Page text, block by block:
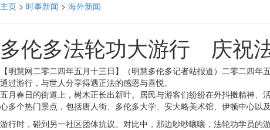
主页 > 时事新闻 > 海外新闻
多伦多法轮功大游行 庆祝
【明慧网二零二四年五月十三日】（明慧多伦多记者站报道）二零二四
通过游行，与世人分享得遇正法的感恩与喜悦。
五月春日的街道上，树木正长出新叶。居民与游客们纷纷在外抖擞精神
心多个热门景点，包括唐人街、多伦多大学、安大略美术馆、伊顿中心以
游行时，碰到另一社区团体抗议。对比中，那边吵吵嚷嚷，法轮功学员的